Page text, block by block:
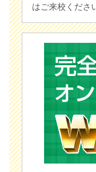
はご来校くださ